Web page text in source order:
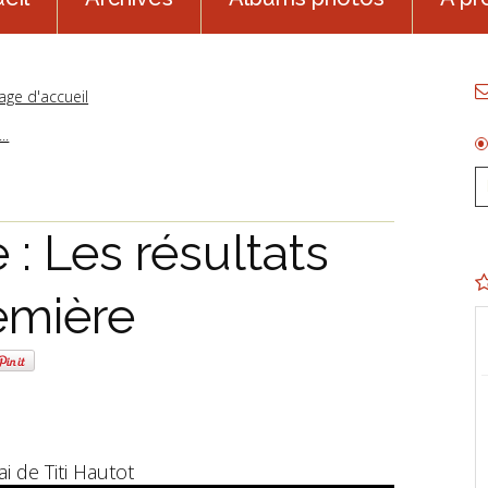
d'accueil
: Les résultats
de Titi Hautot